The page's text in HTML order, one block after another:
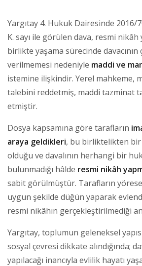
Yargıtay 4. Hukuk Dairesinde 2016/
K. sayı ile görülen dava, resmi nikâh
birlikte yaşama sürecinde davacının
verilmemesi nedeniyle maddi ve
istemine ilişkindir. Yerel mahkeme,
talebini reddetmiş, maddi tazminat
etmiştir.
Dosya kapsamına göre tarafların
araya geldikleri, bu birliktelikten bir
olduğu ve davalının herhangi bir
bulunmadığı hâlde resmi nikâh
sabit görülmüştür. Tarafların
uygun şekilde düğün yaparak
resmi nikâhın gerçekleştirilmediği
Yargıtay, toplumun geleneksel
sosyal çevresi dikkate alındığında;
yapılacağı inancıyla evlilik hayatı